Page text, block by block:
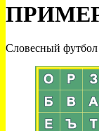
Словесный